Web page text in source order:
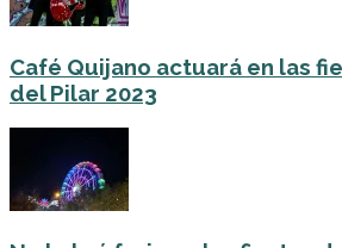
Café Quijano actuará en las
del Pilar 2023